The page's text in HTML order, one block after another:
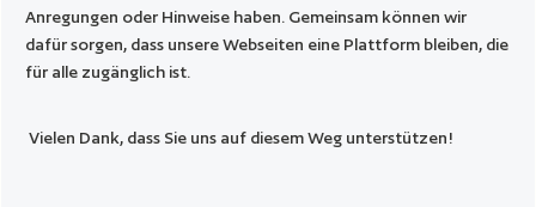
Anregungen oder Hinweise haben. Gemeinsam können wir
dafür sorgen, dass unsere Webseiten eine Plattform bleiben, die
für alle zugänglich ist.
Vielen Dank, dass Sie uns auf diesem Weg unterstützen!